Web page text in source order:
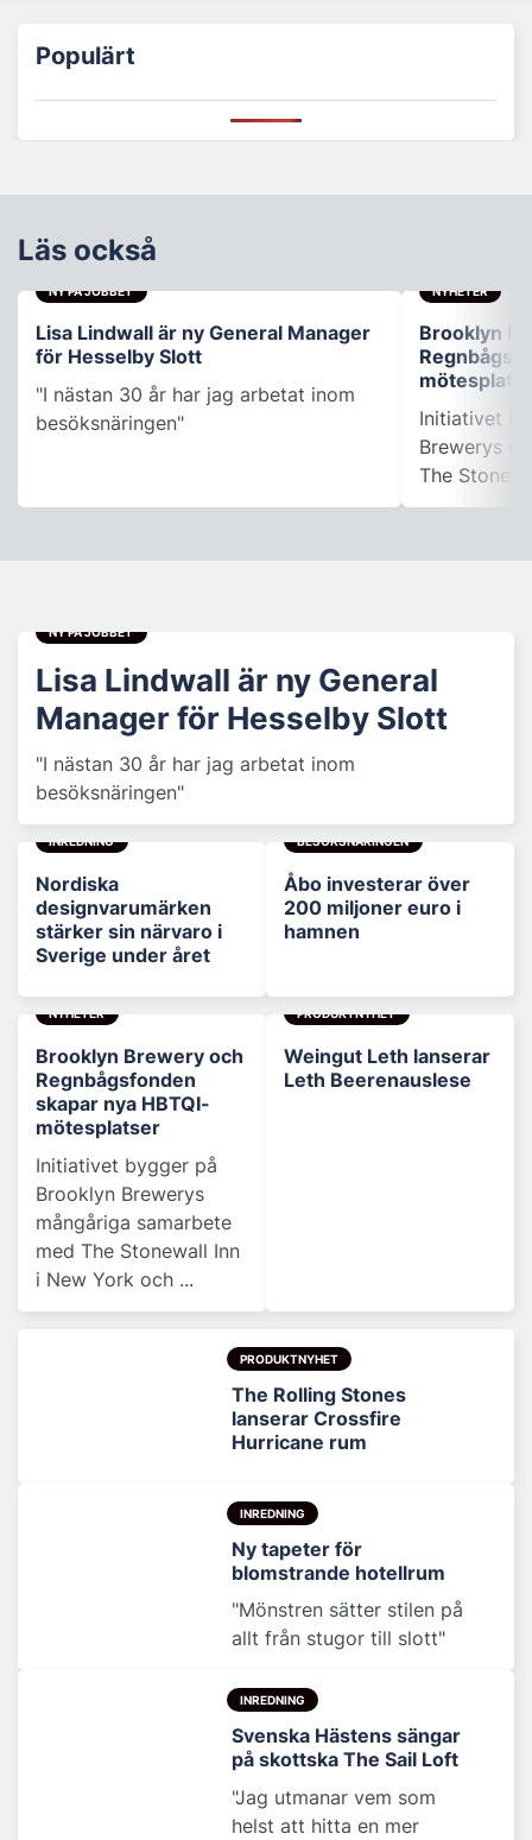
Populärt
Läs också
NY PÅ JOBBET
Lisa Lindwall är ny General Manager
för Hesselby Slott
"I nästan 30 år har jag arbetat inom
besöksnäringen"
NYHETER
Brooklyn
Initiativet
Brewerys
The
NY PÅ JOBBET
Lisa Lindwall är ny General
Manager för Hesselby Slott
"I nästan 30 år har jag arbetat inom
besöksnäringen"
INREDNING
Nordiska
designvarumärken
stärker sin närvaro i
Sverige under året
BESÖKSNÄRINGEN
Åbo investerar över
200 miljoner euro i
hamnen
NYHETER
Brooklyn Brewery och
Regnbågsfonden
skapar nya HBTQI-
mötesplatser
Initiativet bygger på
Brooklyn Brewerys
mångåriga samarbete
med The Stonewall Inn
i New York och ...
PRODUKTNYHET
Weingut Leth lanserar
Leth Beerenauslese
PRODUKTNYHET
The Rolling Stones
lanserar Crossfire
Hurricane rum
INREDNING
Ny tapeter för
blomstrande hotellrum
"Mönstren sätter stilen på
allt från stugor till slott"
INREDNING
Svenska Hästens sängar
på skottska The Sail Loft
"Jag utmanar vem som
helst att hitta en mer